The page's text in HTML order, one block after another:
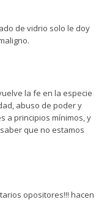
de vidrio solo le doy
la fe en la especie
abuso de poder y
a principios mínimos, y
que no estamos
opositores!!! hacen